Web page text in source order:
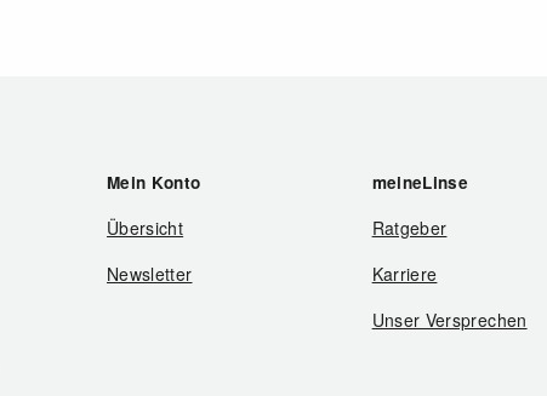
Mein Konto
Übersicht
Newsletter
meineLinse
Ratgeber
Karriere
Unser Versprechen